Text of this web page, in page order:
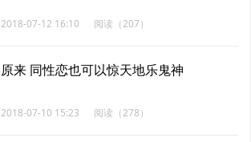
2018-07-12 16:10 阅读（207）
原来 同性恋也可以惊天地乐鬼神
2018-07-10 15:23 阅读（278）